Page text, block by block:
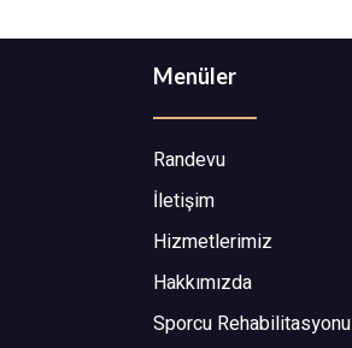
Menüler
Randevu
İletişim
Hizmetlerimiz
Hakkımızda
Sporcu Rehabilitasyonu